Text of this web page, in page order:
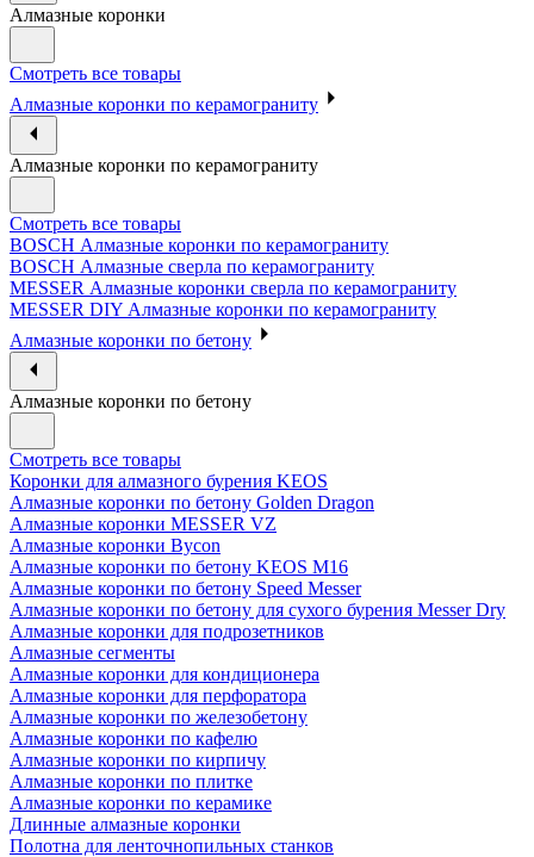
Алмазные коронки
Смотреть все товары
Алмазные коронки по керамограниту
Алмазные коронки по керамограниту
Смотреть все товары
BOSCH Алмазные коронки по керамограниту
BOSCH Алмазные сверла по керамограниту
MESSER Алмазные коронки сверла по керамограниту
MESSER DIY Алмазные коронки по керамограниту
Алмазные коронки по бетону
Алмазные коронки по бетону
Смотреть все товары
Коронки для алмазного бурения KEOS
Алмазные коронки по бетону Golden Dragon
Алмазные коронки MESSER VZ
Алмазные коронки Bycon
Алмазные коронки по бетону KEOS M16
Алмазные коронки по бетону Speed Messer
Алмазные коронки по бетону для сухого бурения Messer Dry
Алмазные коронки для подрозетников
Алмазные сегменты
Алмазные коронки для кондиционера
Алмазные коронки для перфоратора
Алмазные коронки по железобетону
Алмазные коронки по кафелю
Алмазные коронки по кирпичу
Алмазные коронки по плитке
Алмазные коронки по керамике
Длинные алмазные коронки
Полотна для ленточнопильных станков